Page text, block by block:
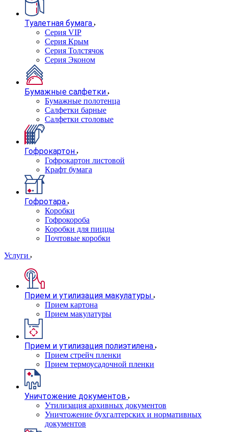
Туалетная бумага
Серия VIP
Серия Крым
Серия Толстячок
Серия Эконом
Бумажные салфетки
Бумажные полотенца
Салфетки барные
Салфетки столовые
Гофрокартон
Гофрокартон листовой
Крафт бумага
Гофротара
Коробки
Гофрокороба
Коробки для пиццы
Почтовые коробки
Услуги
Прием и утилизация макулатуры
Прием картона
Прием макулатуры
Прием и утилизация полиэтилена
Прием стрейч пленки
Прием термоусадочной пленки
Уничтожение документов
Утилизация архивных документов
Уничтожение бухгалтерских и нормативных
документов